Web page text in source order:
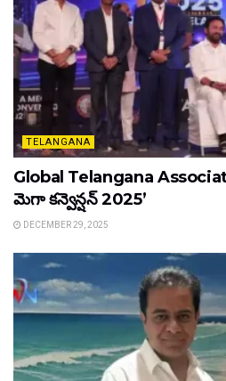
TELANGANA
Global Telangana
మెగా కన్వెన్షన్ 2025’
DECEMBER 29, 2025